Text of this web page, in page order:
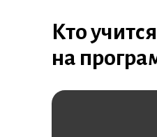
Кто учится
на